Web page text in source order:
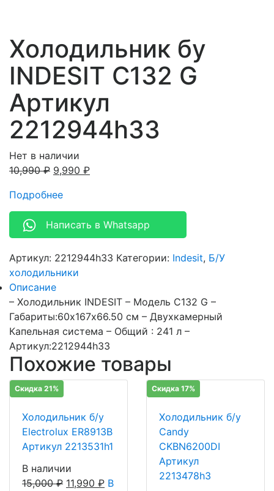
Холодильник бу
INDESIT C132 G
Артикул
2212944h33
Нет в наличии
10,990₽ 9,990 ₽
Подробнее
Написать в Whatsapp
Артикул: 2212944h33 Категории: Indesit, Б/У
холодильники
Описание
– Холодильник INDESIT – Модель C132 G –
Габариты:60х167х66.50 см – Двухкамерный
Капельная система – Общий : 241 л –
Артикул:2212944h33
Похожие товары
Скидка 21%
Холодильник б/у
Electrolux ER8913B
Артикул 2213531h1
В наличии
15,000₽ 11,990 ₽ В
Скидка 17%
Холодильник б/у
Candy
CKBN6200DI
Артикул
2213478h3